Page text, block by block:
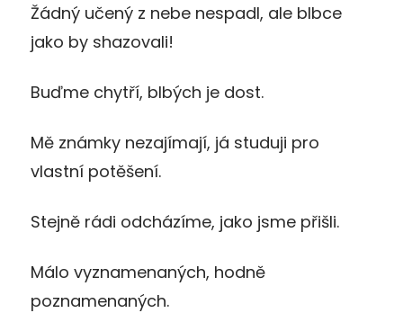
Žádný učený z nebe nespadl, ale blbce
jako by shazovali!
Buďme chytří, blbých je dost.
Mě známky nezajímají, já studuji pro
vlastní potěšení.
Stejně rádi odcházíme, jako jsme přišli.
Málo vyznamenaných, hodně
poznamenaných.